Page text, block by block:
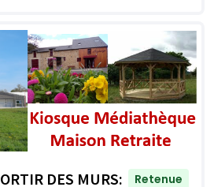
DES MURS:
Retenue